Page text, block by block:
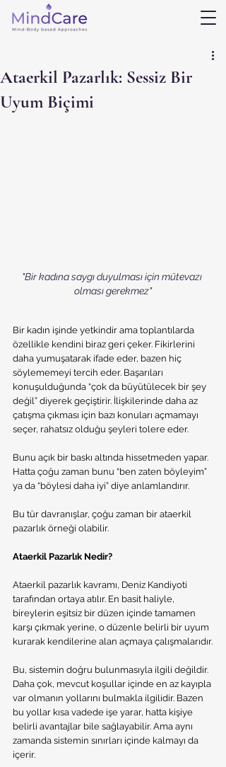
Ataerkil Pazarlık: Sessiz Bir
Uyum Biçimi
"Bir kadına saygı duyulması için mütevazı
olması gerekmez"
Bir kadın işinde yetkindir ama toplantılarda
özellikle kendini biraz geri çeker. Fikirlerini
daha yumuşatarak ifade eder, bazen hiç
söylememeyi tercih eder. Başarıları
konuşulduğunda “çok da büyütülecek bir şey
değil” diyerek geçiştirir. İlişkilerinde daha az
çatışma çıkması için bazı konuları açmamayı
seçer, rahatsız olduğu şeyleri tolere eder.
Bunu açık bir baskı altında hissetmeden yapar.
Hatta çoğu zaman bunu “ben zaten böyleyim”
ya da “böylesi daha iyi” diye anlamlandırır.
Bu tür davranışlar, çoğu zaman bir ataerkil
pazarlık örneği olabilir.
Ataerkil Pazarlık Nedir?
Ataerkil pazarlık kavramı, Deniz Kandiyoti
tarafından ortaya atılır. En basit haliyle,
bireylerin eşitsiz bir düzen içinde tamamen
karşı çıkmak yerine, o düzenle belirli bir uyum
kurarak kendilerine alan açmaya çalışmalarıdır.
Bu, sistemin doğru bulunmasıyla ilgili değildir.
Daha çok, mevcut koşullar içinde en az kayıpla
var olmanın yollarını bulmakla ilgilidir. Bazen
bu yollar kısa vadede işe yarar, hatta kişiye
belirli avantajlar bile sağlayabilir. Ama aynı
zamanda sistemin sınırları içinde kalmayı da
içerir.